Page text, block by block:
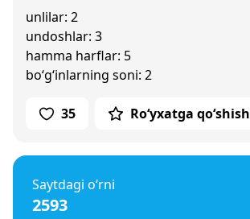
unlilar: 2
undoshlar: 3
hamma harflar: 5
bo‘g‘inlarning soni: 2
35 Ro‘yxatga qo‘shish
Saytdagi o‘rni
2593